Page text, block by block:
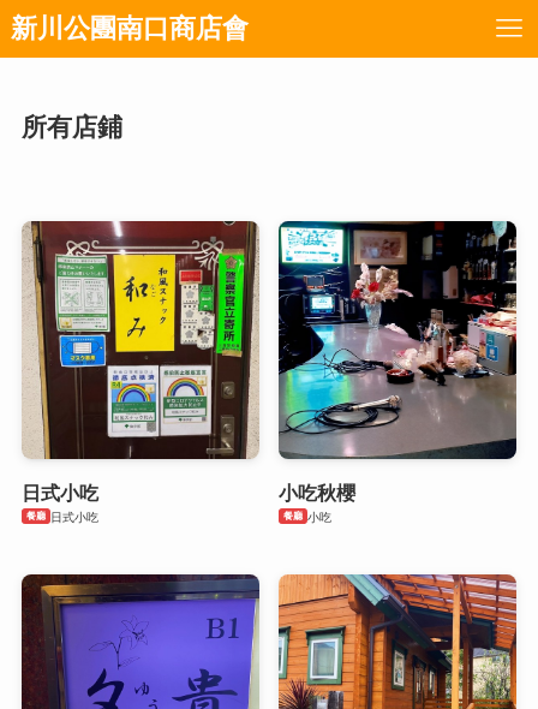
新川公團南口商店會
所有店鋪
日式小吃
餐廳 日式小吃
小吃秋櫻
餐廳 小吃